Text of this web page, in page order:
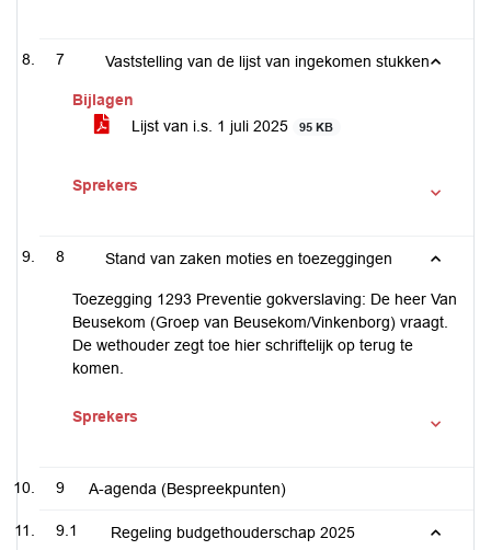
7 Vaststelling van de lijst van ingekomen stukken
Bijlagen
Lijst van i.s. 1 juli 2025
95 KB
Sprekers
8 Stand van zaken moties en toezeggingen
Toezegging 1293 Preventie gokverslaving: De heer Van
Beusekom (Groep van Beusekom/Vinkenborg) vraagt.
De wethouder zegt toe hier schriftelijk op terug te
komen.
Sprekers
9 A-agenda (Bespreekpunten)
9.1 Regeling budgethouderschap 2025